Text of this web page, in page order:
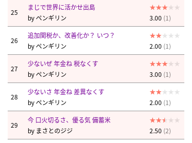
25
まじで世界に活かせ出島
byペンギリン 3.00 (1)
26
追加関税か、改善化か？ いつ？
byペンギリン 2.00 (1)
27
少ないぜ 年金ね 税なくす
byペンギリン 3.00 (1)
28
少ないさ 年金ね 差異なくす
byペンギリン 2.00 (1)
29
今 口火切るさ、優る気 備蓄米
by まさとのジジ 2.50 (2)